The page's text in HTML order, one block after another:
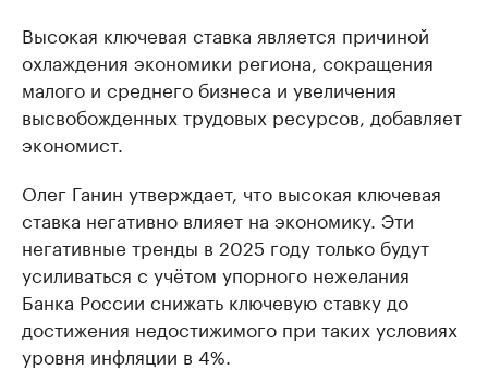
Высокая ключевая ставка является причиной
охлаждения экономики региона, сокращения
малого и среднего бизнеса и увеличения
высвобожденных трудовых ресурсов, добавляет
экономист.
Олег Ганин утверждает, что высокая ключевая
ставка негативно влияет на экономику. Эти
негативные тренды в 2025 году только будут
усиливаться с учётом упорного нежелания
Банка России снижать ключевую ставку до
достижения недостижимого при таких условиях
уровня инфляции в 4%.